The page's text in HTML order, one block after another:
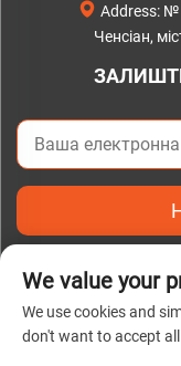
Address: №
Ченсіан,
Усі права
We value your
We use cookies and
don't want to accept